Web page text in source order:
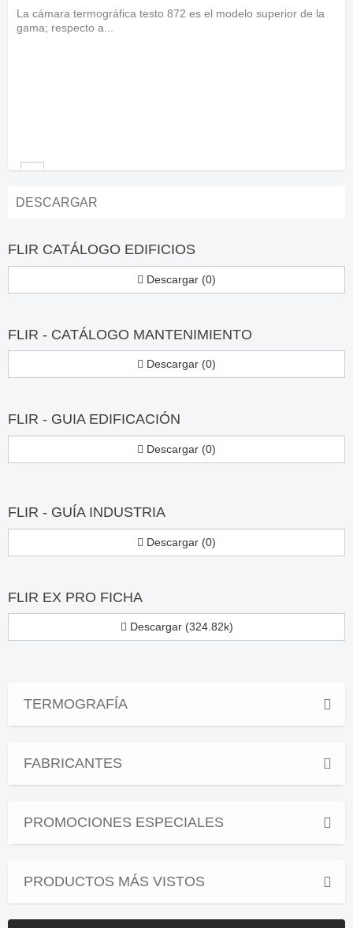
La cámara termográfica testo 872 es el modelo superior de la
gama; respecto a...
DESCARGAR
FLIR CATÁLOGO EDIFICIOS
Descargar (0)
FLIR - CATÁLOGO MANTENIMIENTO
Descargar (0)
FLIR - GUIA EDIFICACIÓN
Descargar (0)
FLIR - GUÍA INDUSTRIA
Descargar (0)
FLIR EX PRO FICHA
Descargar (324.82k)
TERMOGRAFÍA
FABRICANTES
PROMOCIONES ESPECIALES
PRODUCTOS MÁS VISTOS